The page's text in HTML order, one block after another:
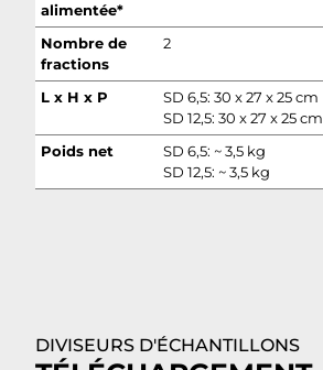
alimentée*
Nombre de
fractions
2
L x H x P
SD 6,5: 30 x 27 x 25 cm
SD 12,5: 30 x 27 x 25 cm
Poids net
SD 6,5: ~ 3,5 kg
SD 12,5: ~ 3,5 kg
DIVISEURS D'ÉCHANTILLONS